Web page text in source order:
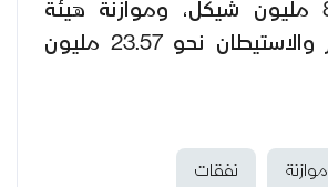
الجاري، 86.37 مليون شيكل، وموازنة هيئة
مقاومة الجدار والاستيطان نحو 23.57 مليون
موازنة نفقات